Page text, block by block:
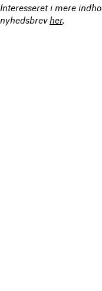
Interesseret i mere
nyhedsbrevher.